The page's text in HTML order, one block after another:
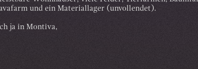
und ein Materiallager (unvollendet).
ja in Montiva,